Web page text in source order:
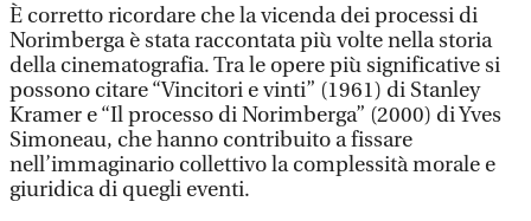
È corretto ricordare che la vicenda dei processi di
Norimberga è stata raccontata più volte nella storia
della cinematografia. Tra le opere più significative si
possono citare “Vincitori e vinti” (1961) di Stanley
Kramer e “Il processo di Norimberga” (2000) di Yves
Simoneau, che hanno contribuito a fissare
nell’immaginario collettivo la complessità morale e
giuridica di quegli eventi.